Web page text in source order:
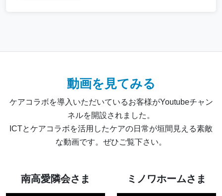
動画を見てみる
ケアコラボを導入いただいているお客様がYoutubeチャン
ネルを開設されました。
ICTとケアコラボを活用したケアの日常が垣間見える素敵
な動画です。ぜひご覧下さい。
南高愛隣会さま ミノワホームさま